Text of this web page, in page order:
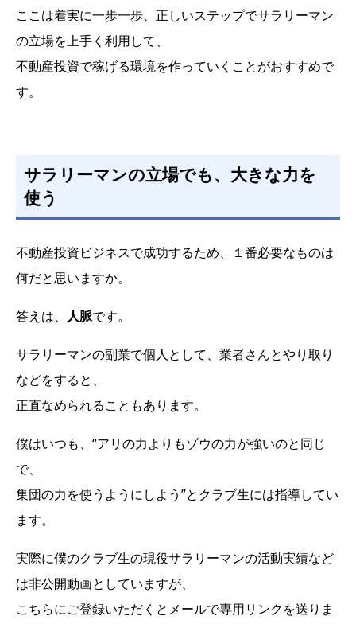
ここは着実に一歩一歩、正しいステップでサラリーマン
の立場を上手く利用して、
不動産投資で稼げる環境を作っていくことがおすすめで
す。
サラリーマンの立場でも、大きな力を
使う
不動産投資ビジネスで成功するため、１番必要なものは
何だと思いますか。
答えは、 人脈です。
サラリーマンの副業で個人として、業者さんとやり取り
などをすると、
正直なめられることもあります。
僕はいつも、“アリの力よりもゾウの力が強いのと同じ
で、
集団の力を使うようにしよう”とクラブ生には指導してい
ます。
実際に僕のクラブ生の現役サラリーマンの活動実績など
は非公開動画としていますが、
こちらにご登録いただくとメールで専用リンクを送りま